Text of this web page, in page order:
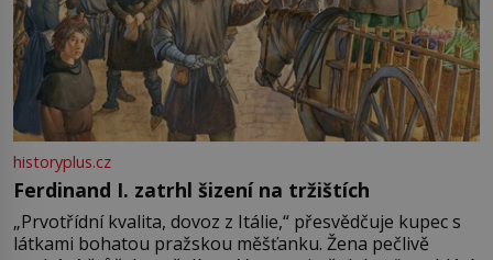
historyplus.cz
Ferdinand I. zatrhl šizení na tržištích
„Prvotřídní kvalita, dovoz z Itálie,“ přesvědčuje kupec s
látkami bohatou pražskou měšťanku. Žena pečlivě